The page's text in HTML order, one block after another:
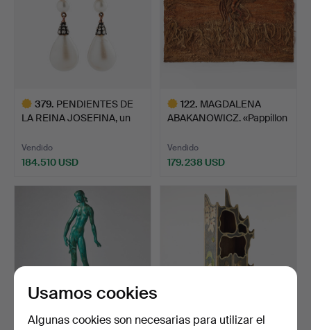
379. PENDIENTES DE
LA REINA JOSEFINA, un
Vendido
184.510 USD
122. MAGDALENA
ABAKANOWICZ. «Pappillon
Vendido
179.238 USD
seleccionado
Usamos cookies
Algunas cookies son necesarias para utilizar el